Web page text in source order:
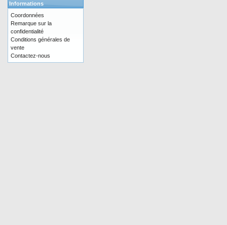
Informations
Coordonnées
Remarque sur la
confidentialité
Conditions générales de
vente
Contactez-nous